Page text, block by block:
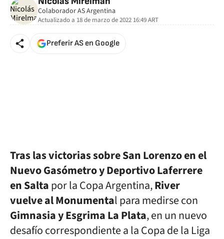
Colaborador AS Argentina
Actualizado a 18 de marzo de 2022 16:49ART
Preferir AS en Google
Tras las victorias sobre San Lorenzo en el
Nuevo Gasómetro y Deportivo Laferrere
en Saltapor la Copa Argentina,River
vuelve al Monumental para medirse con
Gimnasia y Esgrima La Plata, en un nuevo
desafío correspondiente a la Copa de la Liga